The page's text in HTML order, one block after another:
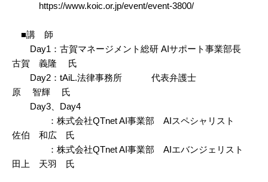
https://www.koic.or.jp/event/event-3800/
■講 師
Day1：古賀マネージメント総研 AIサポート事業部長
古賀 義隆 氏
Day2：tAiL.法律事務所 代表弁護士
原 智輝 氏
Day3、Day4
：株式会社QTnet AI事業部 AIスペシャリスト
佐伯 和広 氏
：株式会社QTnet AI事業部 AIエバンジェリスト
田上 天羽 氏